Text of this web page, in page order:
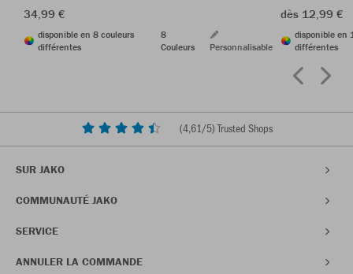
34,99 €
disponible en 8 couleurs
différentes
8
Couleurs
Personnalisable
dès 12,99 €
disponible en
différentes
(4,61/5) Trusted Shops
SUR JAKO
COMMUNAUTÉ JAKO
SERVICE
ANNULER LA COMMANDE